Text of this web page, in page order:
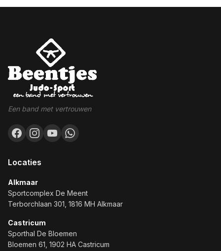
Een band met vertrouwen
Locaties
Alkmaar
Sportcomplex De Meent
Terborchlaan 301, 1816 MH Alkmaar
Castricum
Sporthal De Bloemen
Bloemen 61, 1902 HA Castricum